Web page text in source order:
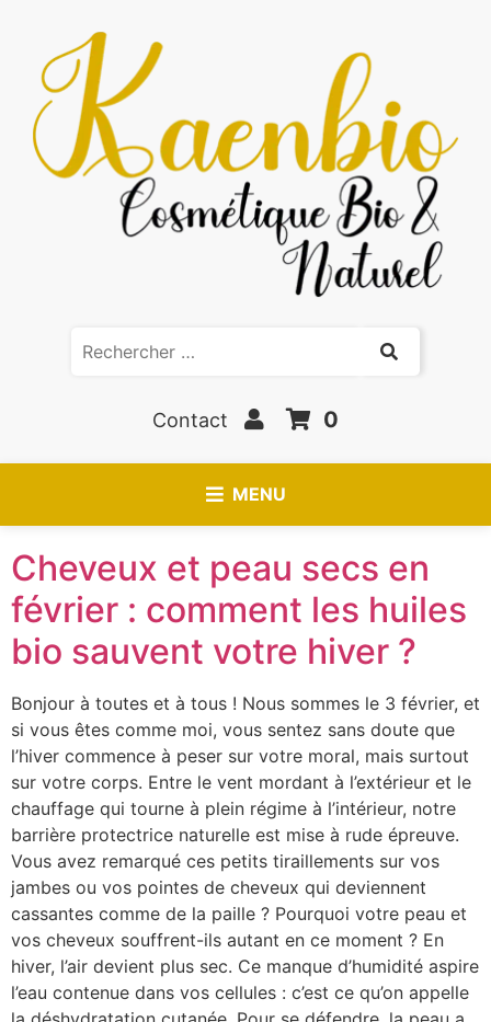
Contact 0
MENU
Cheveux et peau secs en
février : comment les huiles
bio sauvent votre hiver ?
Bonjour à toutes et à tous ! Nous sommes le 3 février, et
si vous êtes comme moi, vous sentez sans doute que
l’hiver commence à peser sur votre moral, mais surtout
sur votre corps. Entre le vent mordant à l’extérieur et le
chauffage qui tourne à plein régime à l’intérieur, notre
barrière protectrice naturelle est mise à rude épreuve.
Vous avez remarqué ces petits tiraillements sur vos
jambes ou vos pointes de cheveux qui deviennent
cassantes comme de la paille ? Pourquoi votre peau et
vos cheveux souffrent-ils autant en ce moment ? En
hiver, l’air devient plus sec. Ce manque d’humidité aspire
l’eau contenue dans vos cellules : c’est ce qu’on appelle